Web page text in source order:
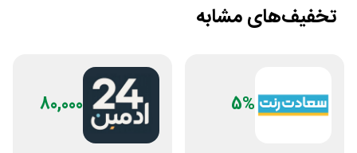
تخفیف‌های مشابه
5%
80,000